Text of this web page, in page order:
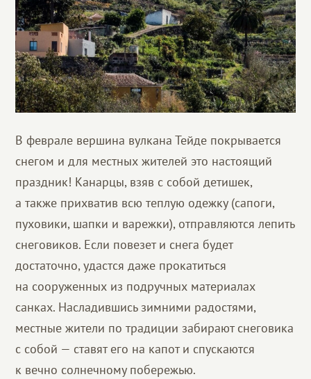
В феврале вершина вулкана Тейде покрывается
снегом и для местных жителей это настоящий
праздник! Канарцы, взяв с собой детишек,
а также прихватив всю теплую одежку (сапоги,
пуховики, шапки и варежки), отправляются лепить
снеговиков. Если повезет и снега будет
достаточно, удастся даже прокатиться
на сооруженных из подручных материалах
санках. Насладившись зимними радостями,
местные жители по традиции забирают снеговика
с собой — ставят его на капот и спускаются
к вечно солнечному побережью.